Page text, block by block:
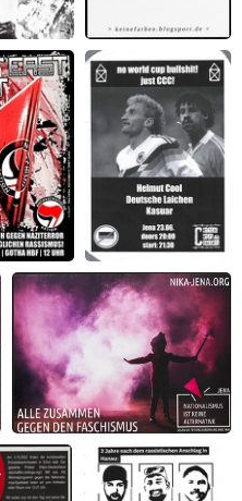
Ende -
noch
Antinationalistische
Veranstaltungsreihe
keine Farben
in Gotha
no world cup
bullshit
Nationalismus ist keine
Alternative